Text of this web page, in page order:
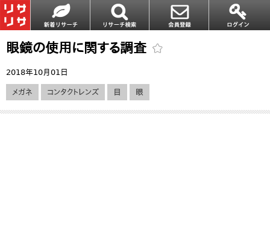
眼鏡の使用に関する調査
2018年10月01日
メガネ コンタクトレンズ 目 眼